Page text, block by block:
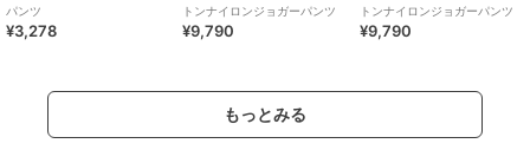
パンツ
¥3,278
トンナイロンジョガーパンツ
¥9,790
トンナイロンジョガーパンツ
¥9,790
もっとみる